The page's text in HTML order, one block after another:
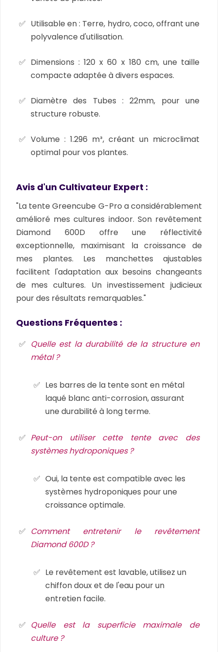
Utilisable en : Terre, hydro, coco, offrant une
polyvalence d'utilisation.
Dimensions : 120 x 60 x 180 cm, une taille
compacte adaptée à divers espaces.
Diamètre des Tubes : 22mm, pour une
structure robuste.
Volume : 1.296 m³, créant un microclimat
optimal pour vos plantes.
Avis d'un Cultivateur Expert :
"La tente Greencube G-Pro a considérablement
amélioré mes cultures indoor. Son revêtement
Diamond 600D offre une réflectivité
exceptionnelle, maximisant la croissance de
mes plantes. Les manchettes ajustables
facilitent l'adaptation aux besoins changeants
de mes cultures. Un investissement judicieux
pour des résultats remarquables."
Questions Fréquentes :
Quelle est la durabilité de la structure en
métal ?
Les barres de la tente sont en métal
laqué blanc anti-corrosion, assurant
une durabilité à long terme.
Peut-on utiliser cette tente avec des
systèmes hydroponiques ?
Oui, la tente est compatible avec les
systèmes hydroponiques pour une
croissance optimale.
Comment entretenir le revêtement
Diamond 600D ?
Le revêtement est lavable, utilisez un
chiffon doux et de l'eau pour un
entretien facile.
Quelle est la superficie maximale de
culture ?